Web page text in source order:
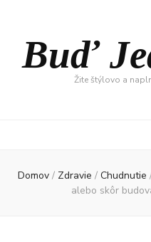
Buď
Žite štýlovo a
Domov / Zdravie / Chudnutie
alebo skôr